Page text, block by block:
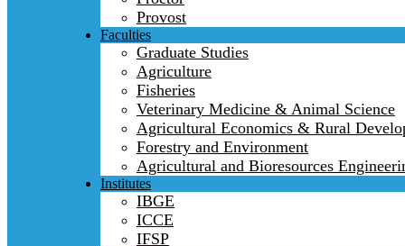
Provost
Faculties
Graduate Studies
Agriculture
Fisheries
Veterinary Medicine & Animal Science
Agricultural Economics & Rural
Forestry and Environment
Agricultural and Bioresources
Institutes
IBGE
ICCE
IFSP